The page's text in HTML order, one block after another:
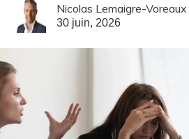
Nicolas Lemaigre-Voreaux
30 juin, 2026